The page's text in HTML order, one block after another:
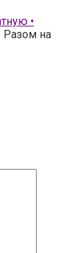
•
Разом на